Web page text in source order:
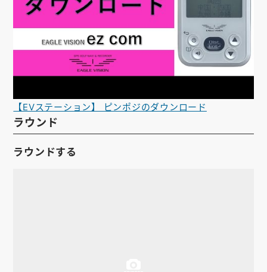
【EVステーション】 ピンポジのダウンロード
ラウンド
ラウンドする